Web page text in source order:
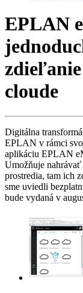
EPLAN
cloude
Digitálna
EPLAN v rámci
aplikáciu EPLAN
Umožňuje
prostredia, tam ich
sme uviedli
bude vydaná v